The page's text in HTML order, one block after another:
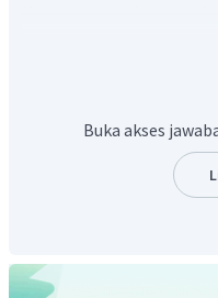
Jadi, jawaban yang
Buka akses